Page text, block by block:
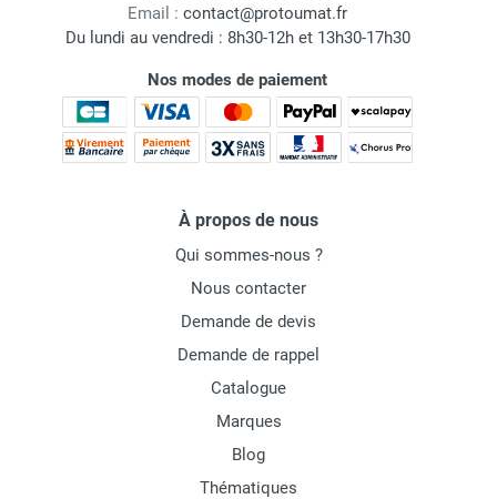
Email : contact@protoumat.fr
Du lundi au vendredi : 8h30-12h et 13h30-17h30
Nos modes de paiement
À propos de nous
Qui sommes-nous ?
Nous contacter
Demande de devis
Demande de rappel
Catalogue
Marques
Blog
Thématiques